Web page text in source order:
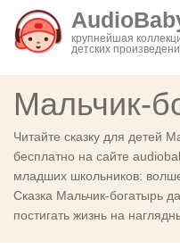
крупнейшая
детских
Мальчик-
Читайте сказку для детей
бесплатно на сайте
младших школьников:
Сказка Мальчик-богатырь
постигать жизнь на